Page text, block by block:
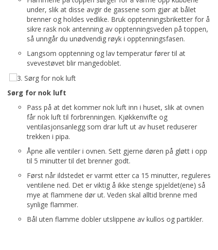
under, slik at disse avgir de gassene som gjør at bålet
brenner og holdes vedlike. Bruk opptenningsbriketter for å
sikre rask nok antenning av opptenningsveden på toppen,
så unngår du unødvendig røyk i opptenningsfasen.
Langsom opptenning og lav temperatur fører til at
svevestøvet blir mangedoblet.
Sørg for nok luft
Pass på at det kommer nok luft inn i huset, slik at ovnen
får nok luft til forbrenningen. Kjøkkenvifte og
ventilasjonsanlegg som drar luft ut av huset reduserer
trekken i pipa.
Åpne alle ventiler i ovnen. Sett gjerne døren på gløtt i opp
til 5 minutter til det brenner godt.
Først når ildstedet er varmt etter ca 15 minutter, reguleres
ventilene ned. Det er viktig å ikke stenge spjeldet(ene) så
mye at flammene dør ut. Veden skal alltid brenne med
synlige flammer.
Bål uten flamme dobler utslippene av kullos og partikler.